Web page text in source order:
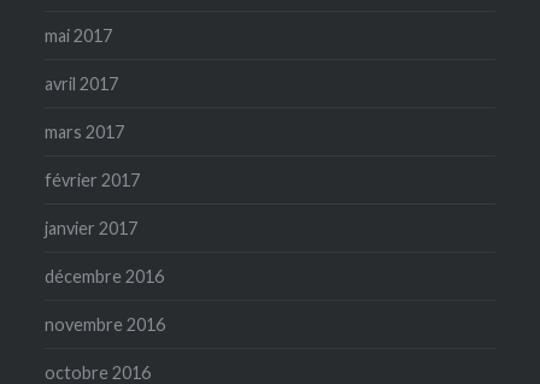
mai 2017
avril 2017
mars 2017
février 2017
janvier 2017
décembre 2016
novembre 2016
octobre 2016